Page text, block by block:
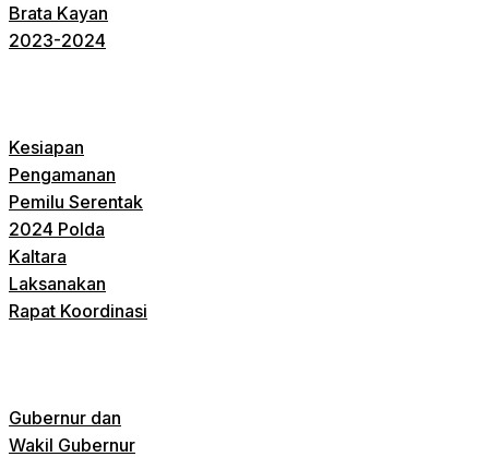
Brata Kayan
2023-2024
Kesiapan
Pengamanan
Pemilu Serentak
2024 Polda
Kaltara
Laksanakan
Rapat Koordinasi
Gubernur dan
Wakil Gubernur